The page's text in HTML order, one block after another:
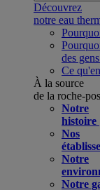
Découvrez
notre eau
des
Ce
À la source
de la roche-
Notre
histoire
Nos
Notre
Notre